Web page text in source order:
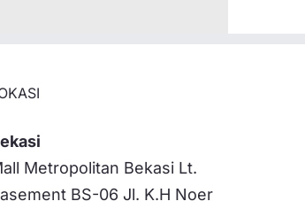
Metropolitan Bekasi Lt.
BS-06 Jl. K.H Noer